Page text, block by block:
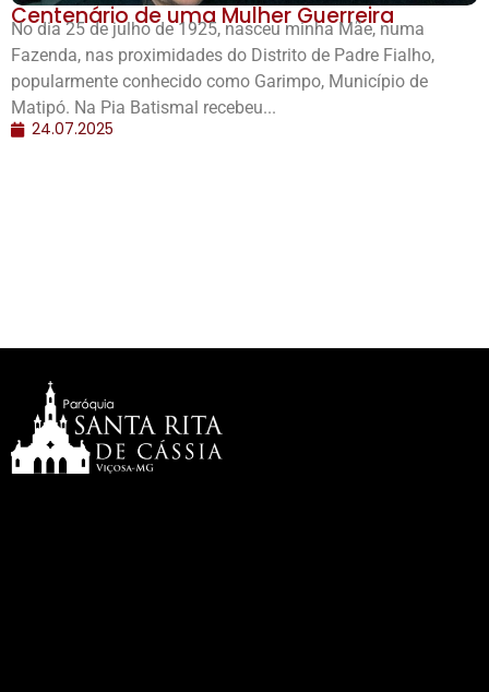
Centenário de uma Mulher Guerreira
No dia 25 de julho de 1925, nasceu minha Mãe, numa
Fazenda, nas proximidades do Distrito de Padre Fialho,
popularmente conhecido como Garimpo, Município de
Matipó. Na Pia Batismal recebeu...
24.07.2025